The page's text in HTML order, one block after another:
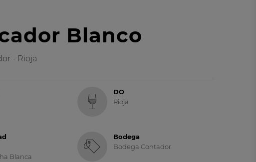
Blanco
- Rioja
DO
Rioja
Blanca
Bodega
Bodega Contador